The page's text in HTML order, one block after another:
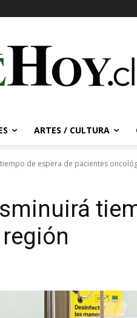
ARTES / CULTURA
de espera de pacientes